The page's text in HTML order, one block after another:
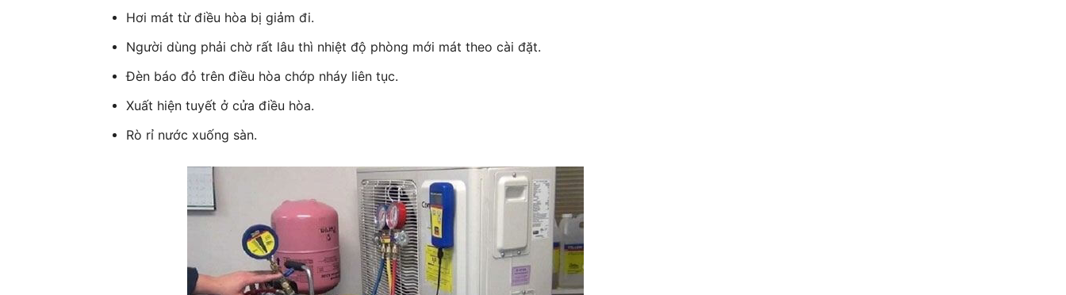
Hơi mát từ điều hòa bị giảm đi.
Người dùng phải chờ rất lâu thì nhiệt độ phòng mới mát theo cài đặt.
Đèn báo đỏ trên điều hòa chớp nháy liên tục.
Xuất hiện tuyết ở cửa điều hòa.
Rò rỉ nước xuống sàn.